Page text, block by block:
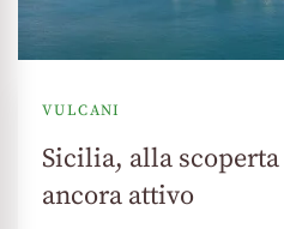
VULCANI
Sicilia, alla
ancora attivo